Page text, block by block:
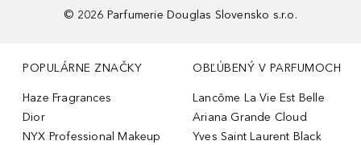
© 2026 Parfumerie Douglas Slovensko s.r.o.
POPULÁRNE ZNAČKY
Haze Fragrances
Dior
NYX Professional Makeup
OBĽÚBENÝ V PARFUMOCH
Lancôme La Vie Est Belle
Ariana Grande Cloud
Yves Saint Laurent Black